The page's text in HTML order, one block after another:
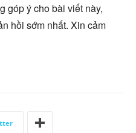
góp ý cho bài viết này,
hồi sớm nhất. Xin cảm